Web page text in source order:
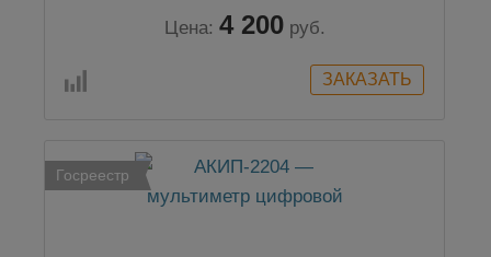
Цена: 4 200 руб.
Госреестр